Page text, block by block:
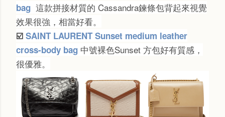
bag 這款拼接材質的 Cassandra鍊條包背起來視覺
效果很強，相當好看。
☑️ SAINT LAURENT Sunset medium leather
cross-body bag 中號裸色Sunset 方包好有質感，
很優雅。